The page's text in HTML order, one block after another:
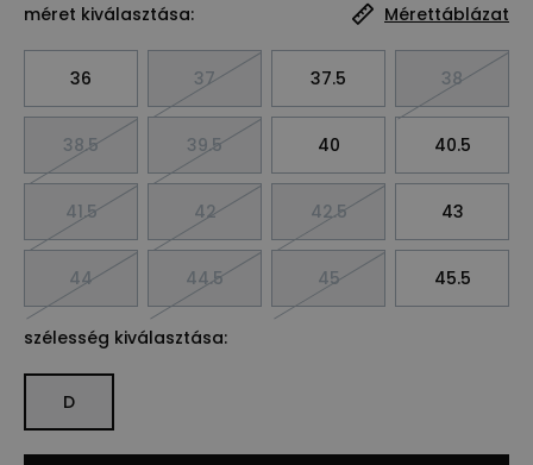
méret kiválasztása: Mérettáblázat
36 37 37.5 38
38.5 39.5 40 40.5
41.5 42 42.5 43
44 44.5 45 45.5
szélesség kiválasztása:
D